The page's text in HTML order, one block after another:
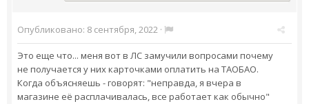
Опубликовано: 8 сентября, 2022 ·
Это еще что... меня вот в ЛС замучили вопросами почему
не получается у них карточками оплатить на ТАОБАО.
Когда объясняешь - говорят: "неправда, я вчера в
магазине её расплачивалась, все работает как обычно"